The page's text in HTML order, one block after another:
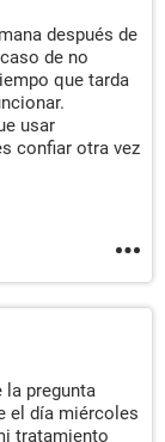
después de
de no
que tarda
usar
confiar otra vez
la pregunta
el día miércoles
tratamiento